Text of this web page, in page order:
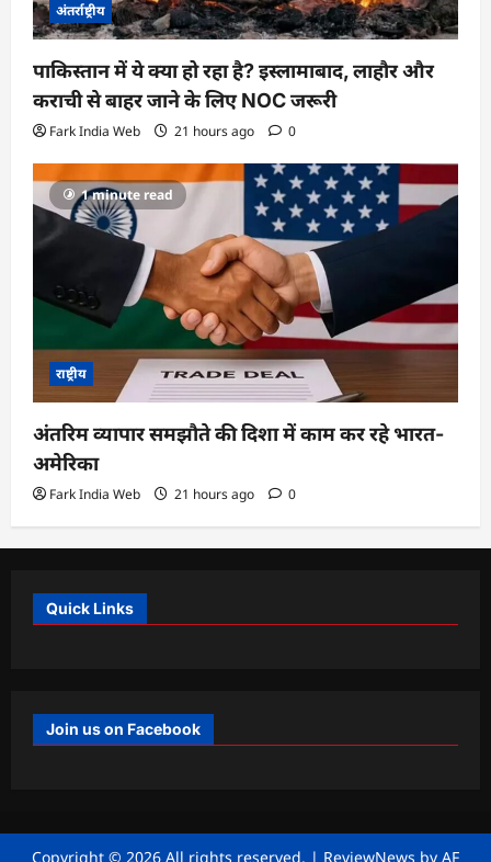
अंतर्राष्ट्रीय
पाकिस्तान में ये क्या हो रहा है? इस्लामाबाद, लाहौर और
कराची से बाहर जाने के लिए NOC जरूरी
Fark India Web 21 hours ago 0
1 minute read
राष्ट्रीय
अंतरिम व्यापार समझौते की दिशा में काम कर रहे भारत-
अमेरिका
Fark India Web 21 hours ago 0
Quick Links
Join us on Facebook
Copyright © 2026 All rights reserved. | ReviewNews by AF